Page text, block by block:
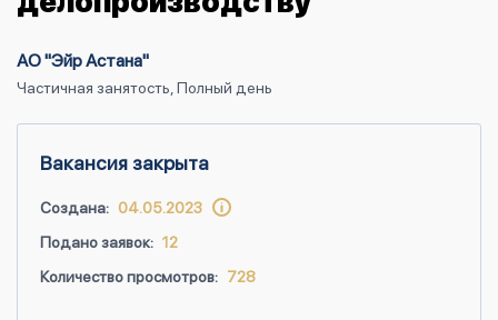
АО "Эйр Астана"
Частичная занятость, Полный день
Вакансия закрыта
Создана: 04.05.2023
Подано заявок: 12
Количество просмотров: 728